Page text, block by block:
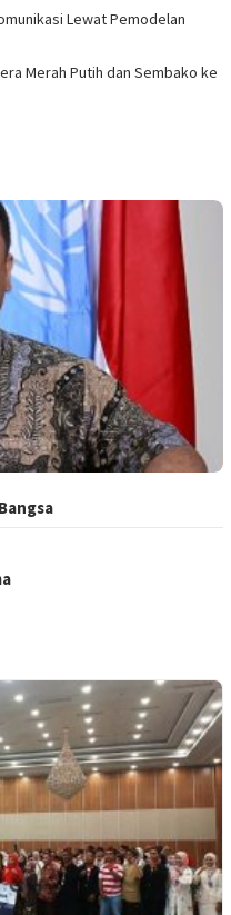
Lewat Pemodelan
Merah Putih dan Sembako ke